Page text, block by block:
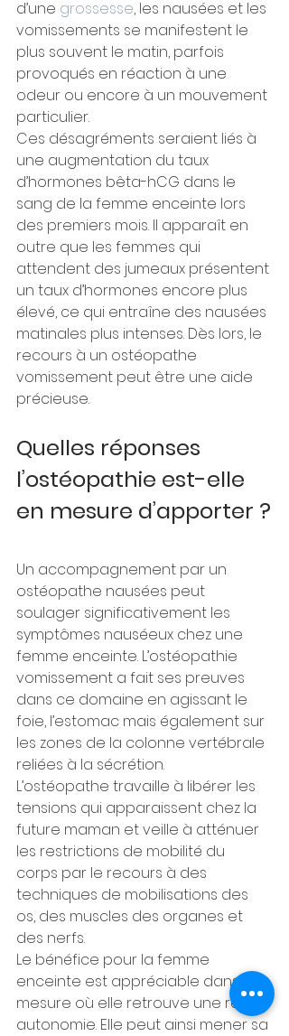
d’une grossesse, les nausées et les
vomissements se manifestent le
plus souvent le matin, parfois
provoqués en réaction à une
odeur ou encore à un mouvement
particulier.
Ces désagréments seraient liés à
une augmentation du taux
d’hormones bêta-hCG dans le
sang de la femme enceinte lors
des premiers mois. Il apparaît en
outre que les femmes qui
attendent des jumeaux présentent
un taux d’hormones encore plus
élevé, ce qui entraîne des nausées
matinales plus intenses. Dès lors, le
recours à un ostéopathe
vomissement peut être une aide
précieuse.
Quelles réponses
l’ostéopathie est-elle
en mesure d’apporter ?
Un accompagnement par un
ostéopathe nausées peut
soulager significativement les
symptômes nauséeux chez une
femme enceinte. L’ostéopathie
vomissement a fait ses preuves
dans ce domaine en agissant le
foie, l’estomac mais également sur
les zones de la colonne vertébrale
reliées à la sécrétion.
L’ostéopathe travaille à libérer les
tensions qui apparaissent chez la
future maman et veille à atténuer
les restrictions de mobilité du
corps par le recours à des
techniques de mobilisations des
os, des muscles des organes et
des nerfs.
Le bénéfice pour la femme
enceinte est appréciable dans la
mesure où elle retrouve une réelle
autonomie. Elle peut ainsi mener sa